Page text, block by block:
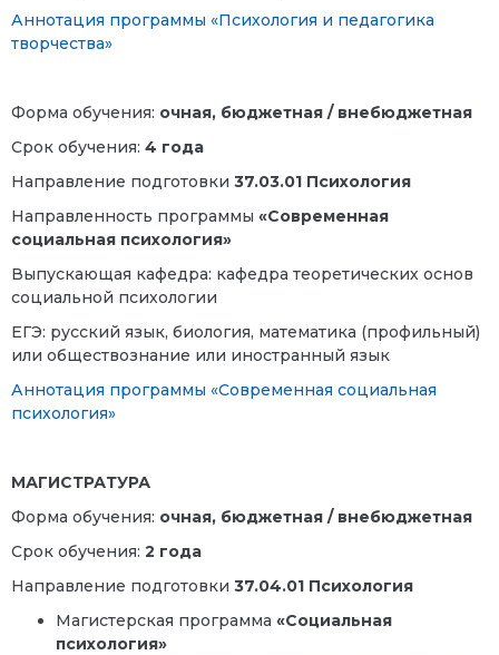
Аннотация программы «Психология и педагогика
творчества»
Форма обучения: очная, бюджетная / внебюджетная
Срок обучения: 4 года
Направление подготовки 37.03.01 Психология
Направленность программы «Современная
социальная психология»
Выпускающая кафедра: кафедра теоретических основ
социальной психологии
ЕГЭ: русский язык, биология, математика (профильный)
или обществознание или иностранный язык
Аннотация программы «Современная социальная
психология»
МАГИСТРАТУРА
Форма обучения: очная, бюджетная / внебюджетная
Срок обучения: 2 года
Направление подготовки 37.04.01 Психология
Магистерская программа «Социальная
психология»